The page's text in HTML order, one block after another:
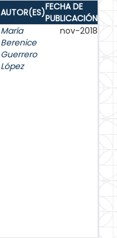
AUTOR(ES)FECHA DE
PUBLICACIÓN
María
Berenice
Guerrero
López
nov-2018